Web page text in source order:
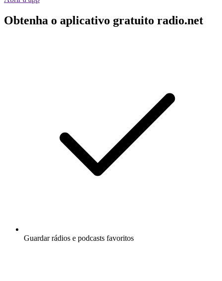
Obtenha o aplicativo gratuito radio.net
Guardar rádios e podcasts favoritos